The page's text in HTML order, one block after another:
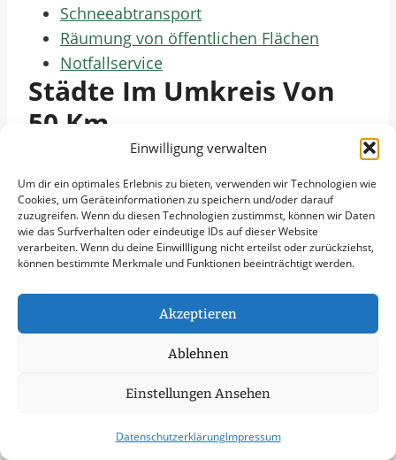
Einwilligung verwalten
Um dir ein optimales Erlebnis zu bieten, verwenden wir Technologien wie
Cookies, um Geräteinformationen zu speichern und/oder darauf
zuzugreifen. Wenn du diesen Technologien zustimmst, können wir Daten
wie das Surfverhalten oder eindeutige IDs auf dieser Website
verarbeiten. Wenn du deine Einwillligung nicht erteilst oder zurückziehst,
können bestimmte Merkmale und Funktionen beeinträchtigt werden.
Akzeptieren
Ablehnen
Einstellungen Ansehen
DatenschutzerklärungImpressum
Schneeabtransport
Räumung von öffentlichen Flächen
Notfallservice
Städte Im Umkreis Von
50 Km
Winterdienst in Düsseldorf
Winterdienst in Mönchengladbach
Winterdienst in Aachen
Winterdienst in Krefeld
Winterdienst in Leverkusen
Winterdienst in Neuss
Winterdienst in Moers
Winterdienst in Düren
Winterdienst in Ratingen
Winterdienst in Kerpen